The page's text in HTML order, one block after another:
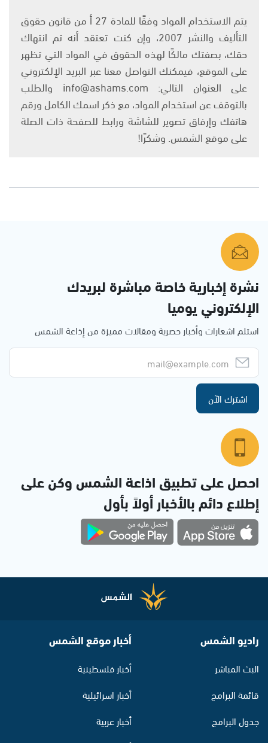
يتم الاستخدام المواد وفقًا للمادة 27 أ من قانون حقوق
التأليف والنشر 2007، وإن كنت تعتقد أنه تم انتهاك
حقك، بصفتك مالكًا لهذه الحقوق في المواد التي تظهر
على الموقع، فيمكنك التواصل معنا عبر البريد الإلكتروني
على العنوان التالي: info@ashams.com والطلب
بالتوقف عن استخدام المواد، مع ذكر اسمك الكامل ورقم
هاتفك وإرفاق تصوير للشاشة ورابط للصفحة ذات الصلة
على موقع الشمس. وشكرًا!
نشرة إخبارية خاصة مباشرة لبريدك
الإلكتروني يوميا
استلم اشعارات وأخبار حصرية ومقالات مميزة من إذاعة الشمس
اشترك الآن
احصل على تطبيق اذاعة الشمس وكن على
إطلاع دائم بالأخبار أولاً بأول
راديو الشمس
البث المباشر
قائمة البرامج
جدول البرامج
أخبار موقع الشمس
أخبار فلسطينية
أخبار اسرائيلية
أخبار عربية